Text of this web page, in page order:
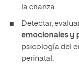
la crianza.
Detectar,
emocionales y
psicología del
perinatal.